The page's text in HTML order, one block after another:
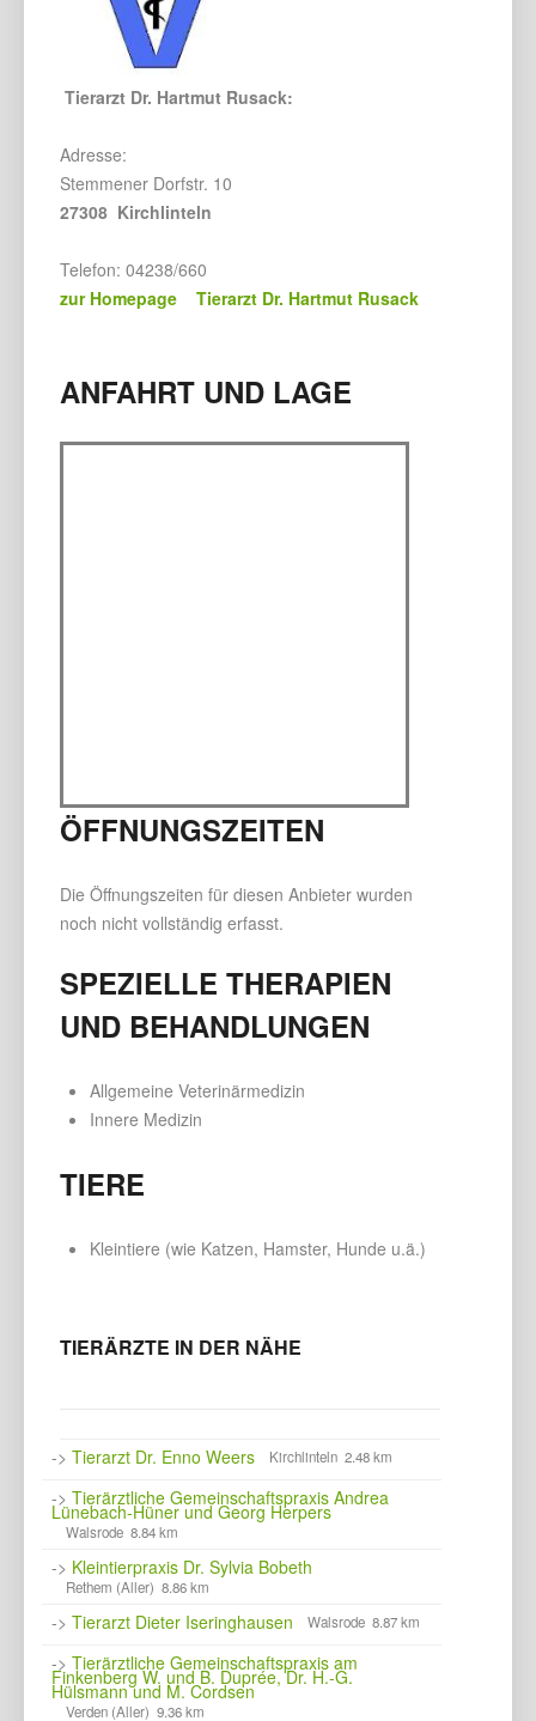
Tierarzt Dr. Hartmut Rusack:
Adresse:
Stemmener Dorfstr. 10
27308 Kirchlinteln
Telefon: 04238/660
zur Homepage Tierarzt Dr. Hartmut Rusack
ANFAHRT UND LAGE
ÖFFNUNGSZEITEN
Die Öffnungszeiten für diesen Anbieter wurden
noch nicht vollständig erfasst.
SPEZIELLE THERAPIEN
UND BEHANDLUNGEN
Allgemeine Veterinärmedizin
Innere Medizin
TIERE
Kleintiere (wie Katzen, Hamster, Hunde u.ä.)
TIERÄRZTE IN DER NÄHE
-> Tierarzt Dr. Enno Weers Kirchlinteln 2.48 km
-> Tierärztliche Gemeinschaftspraxis Andrea
Lünebach-Hüner und Georg Herpers
Walsrode 8.84 km
-> Kleintierpraxis Dr. Sylvia Bobeth
Rethem (Aller) 8.86 km
-> Tierarzt Dieter Iseringhausen Walsrode 8.87 km
-> Tierärztliche Gemeinschaftspraxis am
Finkenberg W. und B. Duprée, Dr. H.-G.
Hülsmann und M. Cordsen
Verden (Aller) 9.36 km